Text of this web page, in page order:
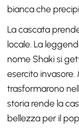
bianca che
La cascata
locale. La
nome Shaki si
esercito invasore.
trasformarono
storia rende la
bellezza per il